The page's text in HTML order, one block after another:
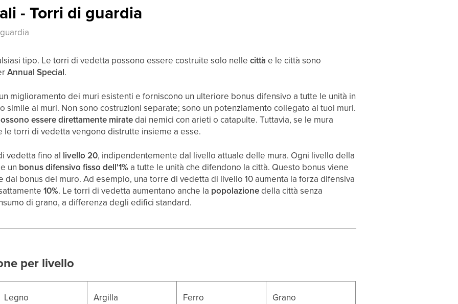
- Torri di guardia
tipo. Le torri di vedetta possono essere costruite solo nellecittà e le città sono
Annual Special.
miglioramento dei muri esistenti e forniscono un ulteriore bonus difensivo a tutte le unità in
simile ai muri. Non sono costruzioni separate; sono un potenziamento collegato ai tuoi muri.
essere direttamente miratedai nemici con arieti o catapulte. Tuttavia, se le mura
le torri di vedetta vengono distrutte insieme a esse.
vedetta fino al livello 20, indipendentemente dal livello attuale delle mura. Ogni livello della
un bonus difensivo fisso dell'1% a tutte le unità che difendono la città. Questo bonus viene
dal bonus del muro. Ad esempio, una torre di vedetta di livello 10 aumenta la forza difensiva
10%. Le torri di vedetta aumentano anche la popolazionedella città senza
di grano, a differenza degli edifici standard.
per livello
Legno Argilla Ferro Grano